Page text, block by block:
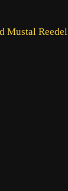
Mustal Reedel